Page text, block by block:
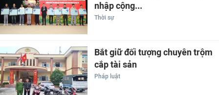
nhập cộng...
Thời sự
Bắt giữ đối tượng chuyên trộm
cắp tài sản
Pháp luật